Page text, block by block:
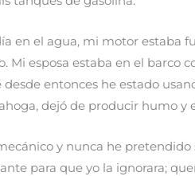
en el agua, mi motor estaba
Mi esposa estaba en el barco
entonces he estado
dejó de producir humo
y nunca he
para que yo la ignorara;